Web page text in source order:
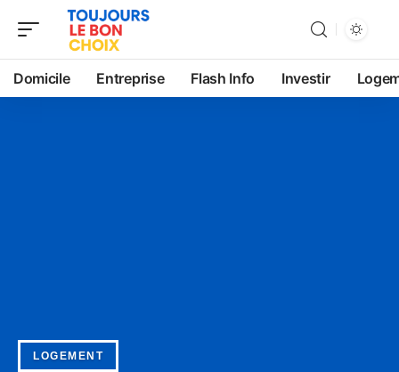
Domicile Entreprise Flash Info Investir
LOGEMENT